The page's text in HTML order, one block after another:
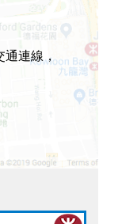
通連線，